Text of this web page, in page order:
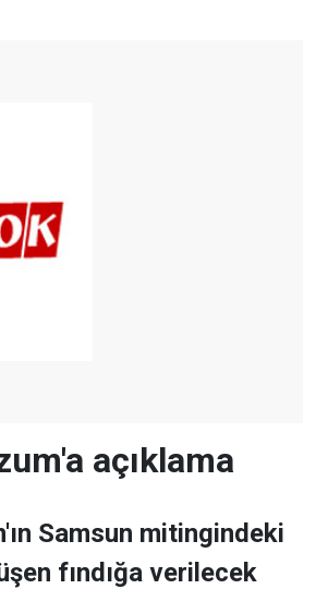
açıklama
Samsun mitingindeki
fındığa verilecek